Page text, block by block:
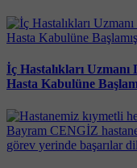
İç Hastalıkları
Hasta Kabulüne